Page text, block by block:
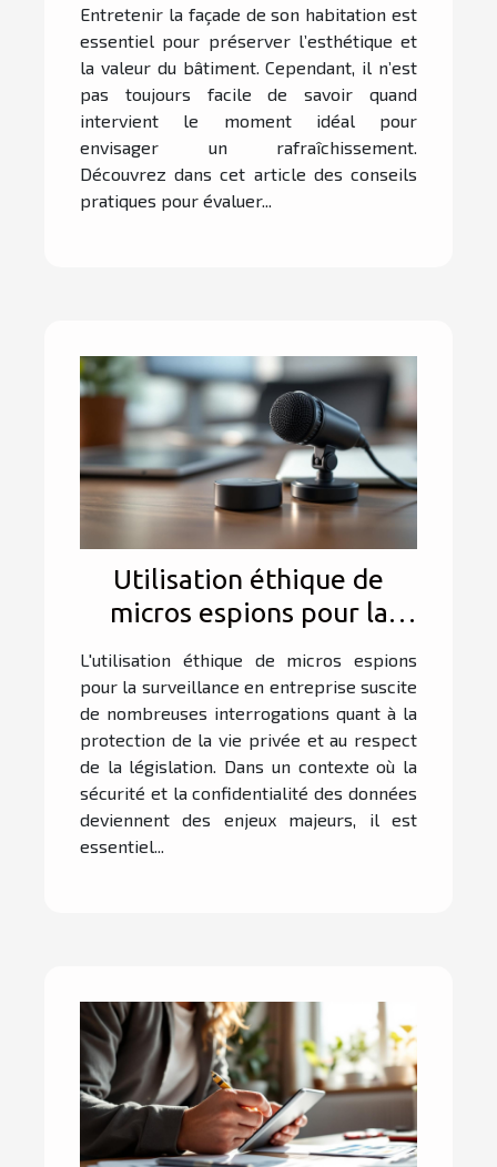
Entretenir la façade de son habitation est
essentiel pour préserver l’esthétique et
la valeur du bâtiment. Cependant, il n’est
pas toujours facile de savoir quand
intervient le moment idéal pour
envisager un rafraîchissement.
Découvrez dans cet article des conseils
pratiques pour évaluer...
Utilisation éthique de
micros espions pour la
surveillance en entreprise
L'utilisation éthique de micros espions
pour la surveillance en entreprise suscite
de nombreuses interrogations quant à la
protection de la vie privée et au respect
de la législation. Dans un contexte où la
sécurité et la confidentialité des données
deviennent des enjeux majeurs, il est
essentiel...